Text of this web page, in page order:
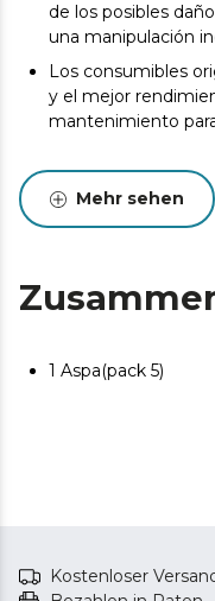
de los posibles
una manipulación
Los consumibles
y el mejor
mantenimiento
Mehr sehen
1 Aspa(pack 5)
Kostenloser